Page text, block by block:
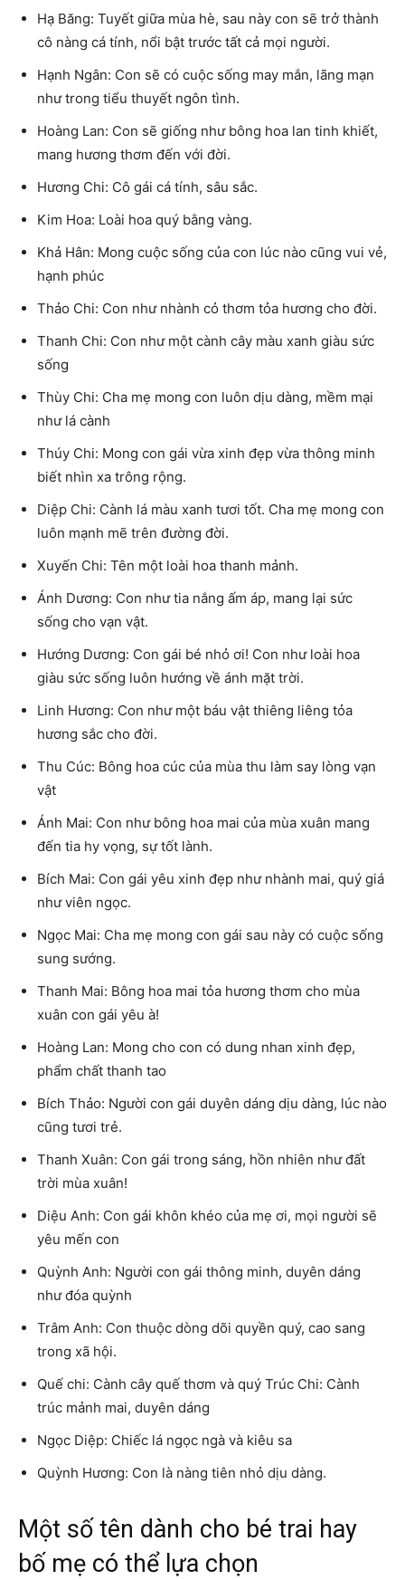
Hạ Băng: Tuyết giữa mùa hè, sau này con sẽ trở thành
cô nàng cá tính, nổi bật trước tất cả mọi người.
Hạnh Ngân: Con sẽ có cuộc sống may mắn, lãng mạn
như trong tiểu thuyết ngôn tình.
Hoàng Lan: Con sẽ giống như bông hoa lan tinh khiết,
mang hương thơm đến với đời.
Hương Chi: Cô gái cá tính, sâu sắc.
Kim Hoa: Loài hoa quý bằng vàng.
Khả Hân: Mong cuộc sống của con lúc nào cũng vui vẻ,
hạnh phúc
Thảo Chi: Con như nhành cỏ thơm tỏa hương cho đời.
Thanh Chi: Con như một cành cây màu xanh giàu sức
sống
Thùy Chi: Cha mẹ mong con luôn dịu dàng, mềm mại
như lá cành
Thúy Chi: Mong con gái vừa xinh đẹp vừa thông minh
biết nhìn xa trông rộng.
Diệp Chi: Cành lá màu xanh tươi tốt. Cha mẹ mong con
luôn mạnh mẽ trên đường đời.
Xuyến Chi: Tên một loài hoa thanh mảnh.
Ánh Dương: Con như tia nắng ấm áp, mang lại sức
sống cho vạn vật.
Hướng Dương: Con gái bé nhỏ ơi! Con như loài hoa
giàu sức sống luôn hướng về ánh mặt trời.
Linh Hương: Con như một báu vật thiêng liêng tỏa
hương sắc cho đời.
Thu Cúc: Bông hoa cúc của mùa thu làm say lòng vạn
vật
Ánh Mai: Con như bông hoa mai của mùa xuân mang
đến tia hy vọng, sự tốt lành.
Bích Mai: Con gái yêu xinh đẹp như nhành mai, quý giá
như viên ngọc.
Ngọc Mai: Cha mẹ mong con gái sau này có cuộc sống
sung sướng.
Thanh Mai: Bông hoa mai tỏa hương thơm cho mùa
xuân con gái yêu à!
Hoàng Lan: Mong cho con có dung nhan xinh đẹp,
phẩm chất thanh tao
Bích Thảo: Người con gái duyên dáng dịu dàng, lúc nào
cũng tươi trẻ.
Thanh Xuân: Con gái trong sáng, hồn nhiên như đất
trời mùa xuân!
Diệu Anh: Con gái khôn khéo của mẹ ơi, mọi người sẽ
yêu mến con
Quỳnh Anh: Người con gái thông minh, duyên dáng
như đóa quỳnh
Trâm Anh: Con thuộc dòng dõi quyền quý, cao sang
trong xã hội.
Quế chi: Cành cây quế thơm và quý Trúc Chi: Cành
trúc mảnh mai, duyên dáng
Ngọc Diệp: Chiếc lá ngọc ngà và kiêu sa
Quỳnh Hương: Con là nàng tiên nhỏ dịu dàng.
Một số tên dành cho bé trai hay
bố mẹ có thể lựa chọn